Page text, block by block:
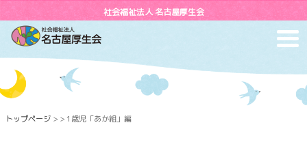
社会福祉法人 名古屋厚生会
トップページ > > 1歳児「あか組」編